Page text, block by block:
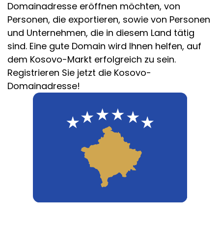
Domainadresse eröffnen möchten, von
Personen, die exportieren, sowie von Personen
und Unternehmen, die in diesem Land tätig
sind. Eine gute Domain wird Ihnen helfen, auf
dem Kosovo-Markt erfolgreich zu sein.
Registrieren Sie jetzt die Kosovo-
Domainadresse!